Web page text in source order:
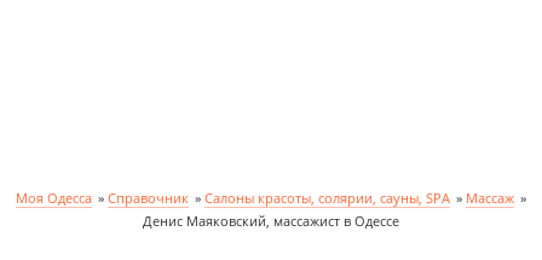
Моя Одесса » Справочник » Салоны красоты, солярии, сауны, SPA » Массаж »
Денис Маяковский, массажист в Одессе